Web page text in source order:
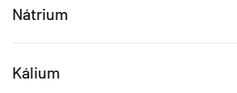
Nátrium
Kálium